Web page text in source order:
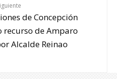
de Concepción
recurso de Amparo
Alcalde Reinao